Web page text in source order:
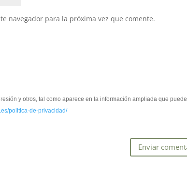
navegador para la próxima vez que comente.
y otros, tal como aparece en la información ampliada que puede
politica-de-privacidad/